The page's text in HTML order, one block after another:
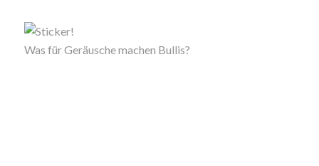
Was für Geräusche machen Bullis?